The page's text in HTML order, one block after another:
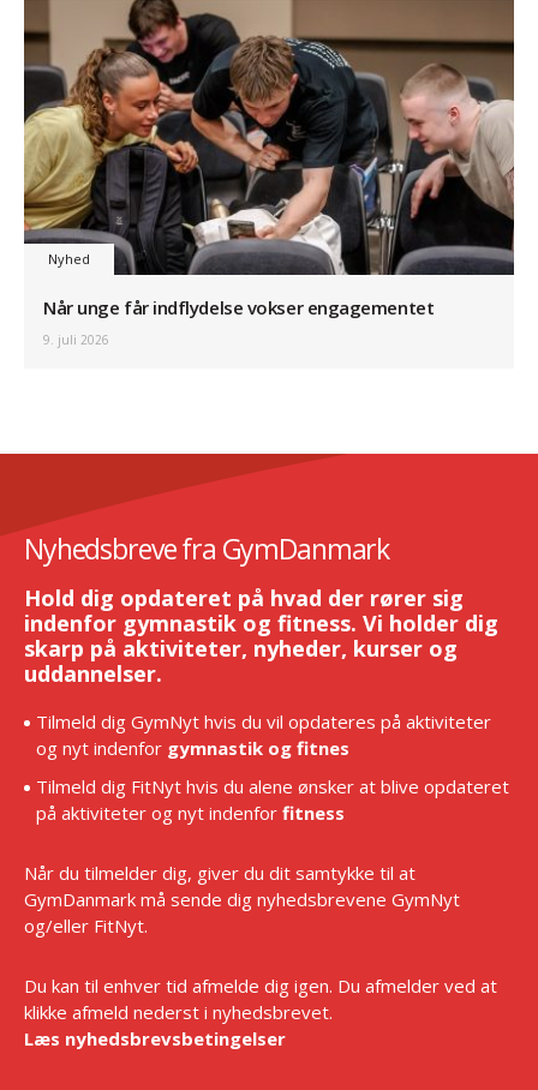
Nyhed
Når unge får indflydelse vokser engagementet
9. juli 2026
Nyhedsbreve fra GymDanmark
Hold dig opdateret på hvad der rører sig
indenfor gymnastik og fitness. Vi holder dig
skarp på aktiviteter, nyheder, kurser og
uddannelser.
Tilmeld dig GymNyt hvis du vil opdateres på aktiviteter
og nyt indenfor gymnastik og fitnes
Tilmeld dig FitNyt hvis du alene ønsker at blive opdateret
på aktiviteter og nyt indenfor fitness
Når du tilmelder dig, giver du dit samtykke til at
GymDanmark må sende dig nyhedsbrevene GymNyt
og/eller FitNyt.
Du kan til enhver tid afmelde dig igen. Du afmelder ved at
klikke afmeld nederst i nyhedsbrevet.
Læs nyhedsbrevsbetingelser